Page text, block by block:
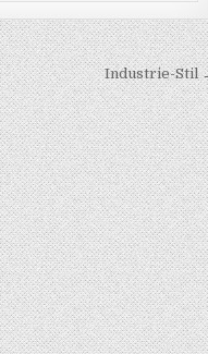
Industrie-Stil